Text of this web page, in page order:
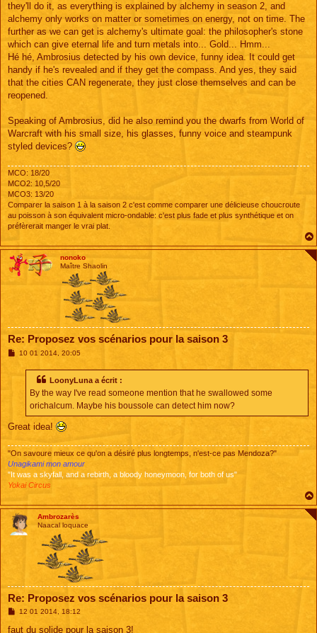
they'll do it, as everything is explained by alchemy in season 2, and
alchemy only works on matter or sometimes on energy, not on time. The
further as we can get is alchemy's ultimate goal: the philosopher's stone
which can give eternal life and turn metals into... Gold... Hmm...
Hé hé, Ambrosius detected by his own device, funny idea. It could get
handy if he's revealed and if they get the compass. And yes, they said
that the cities CAN regenerate, they just close themselves and can be
reopened.
Speaking of Ambrosius, did he also remind you the dwarfs from World of
Warcraft with his small size, his glasses, funny voice and steampunk
styled devices?
MCO: 18/20
MCO2: 10,5/20
MCO3: 13/20
Comparer la saison 1 à la saison 2 c'est comme comparer une délicieuse choucroute
au poisson à son équivalent micro-ondable: c'est plus fade et plus synthétique et on
préfèrerait manger le vrai plat.
nonoko
Maître Shaolin
Re: Proposez vos scénarios pour la saison 3
M10 01 2014, 20:05
LoonyLuna a écrit :
By the way I've read someone mention that he swallowed some
orichalcum. Maybe his boussole can detect him now?
Great idea!
"On savoure mieux ce qu'on a désiré plus longtemps, n'est-ce pas Mendoza?"
Unagikami mon amour
"It was a skyfall, and a rebirth, a bloody honeymoon, for both of us"
Yokai Circus
Ambrozarès
Naacal loquace
Re: Proposez vos scénarios pour la saison 3
M
s
12 01 2014, 18:12
faut du solide pour la saison 3!